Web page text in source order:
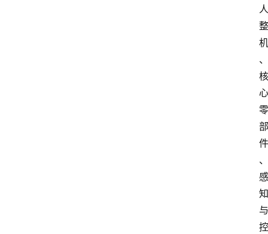
人
整
机
、
核
心
零
部
件
、
感
知
与
控